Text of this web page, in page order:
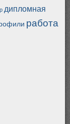
дипломная
работа